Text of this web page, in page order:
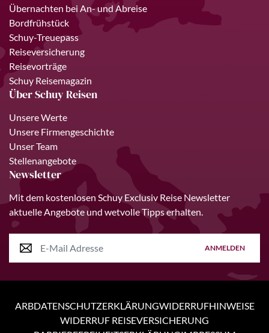
Übernachten bei An- und Abreise
Bordfrühstück
Schuy-Treuepass
Reiseversicherung
Reisevorträge
Schuy Reisemagazin
Über Schuy Reisen
Unsere Werte
Unsere Firmengeschichte
Unser Team
Stellenangebote
Newsletter
Mit dem kostenlosen Schuy Exclusiv Reise Newsletter
aktuelle Angebote und wetvolle Tipps erhalten.
ANMELDEN
ARBDATENSCHUTZERKLÄRUNGWIDERRUFHINWEISE
WIDERRUF REISEVERSICHERUNG